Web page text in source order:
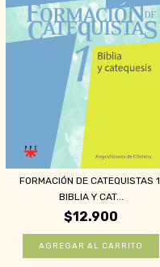
FORMACIÓN DE CATEQUISTAS 1.
BIBLIA Y CAT...
$12.900